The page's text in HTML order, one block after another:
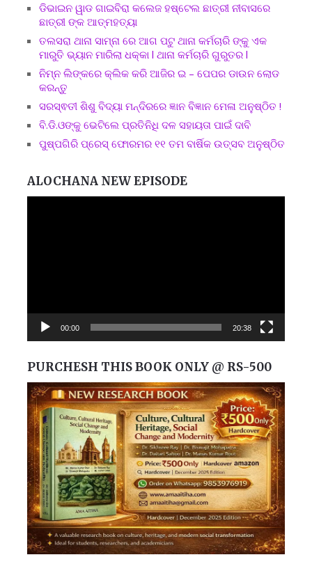
ଡିଭାଇନ ୱାଡ ଗାଇବିରା କଲେଜ ହଷ୍ଟେଲ ଛାତ୍ରୀ ନୀବାସରେ
ଛାତ୍ରୀ ଙ୍କ ଆତ୍ମହତ୍ୟା
ତଲସରା ଥାନା ସାମ୍ନା ରେ ଆଗ ପଟୁ ଥାନା କର୍ମଚାରି ଙ୍କୁ ଏକ
ମାରୁତି ଭ୍ୟାନ ମାରିଲା ଧକ୍କା l ଥାନା କର୍ମଚାରି ଗୁରୁତର l
ନିମ୍ନ ଲିଙ୍କରେ କ୍ଲିକ କରି ଆଜିର ଇ – ପେପର ଡାଉନ ଲୋଡ
କରନ୍ତୁ
ସରସ୍ଵତୀ ଶିଶୁ ବିଦ୍ୟା ମନ୍ଦିରରେ ଜ୍ଞାନ ବିଜ୍ଞାନ ମେଳା ଅନୁଷ୍ଠିତ !
ବି.ଡି.ଓଙ୍କୁ ଭେଟିଲେ ପ୍ରତିନିଧି ଦଳ ସହାୟତା ପାଇଁ ଦାବି
ପୁଷ୍ପଗିରି ପ୍ରେସ୍ ଫୋରମର ୧୧ ତମ ବାର୍ଷିକ ଉତ୍ସବ ଅନୁଷ୍ଠିତ
ALOCHANA NEW EPISODE
00:00 20:38
PURCHESH THIS BOOK ONLY @ RS-500